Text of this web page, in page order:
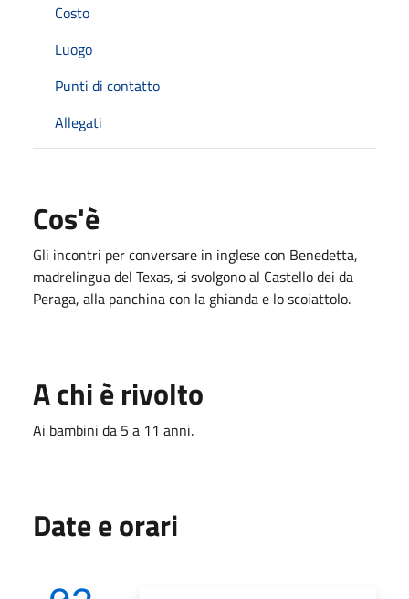
Costo
Luogo
Punti di contatto
Allegati
Cos'è
Gli incontri per conversare in inglese con Benedetta,
madrelingua del Texas, si svolgono al Castello dei da
Peraga, alla panchina con la ghianda e lo scoiattolo.
A chi è rivolto
Ai bambini da 5 a 11 anni.
Date e orari